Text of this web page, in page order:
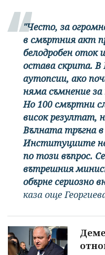
"Често, за
в смъртния акт
белодробен
остава скрита. В
аутопсии, ако
няма съмнение
Но 100 смъртни
висок резултат,
Вълната тръгна в
Институциите не
по този въпрос.
вътрешния
обърне сериозно
каза още